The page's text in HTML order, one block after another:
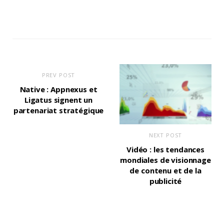
PREV POST
Native : Appnexus et
Ligatus signent un
partenariat stratégique
NEXT POST
Vidéo : les tendances
mondiales de visionnage
de contenu et de la
publicité